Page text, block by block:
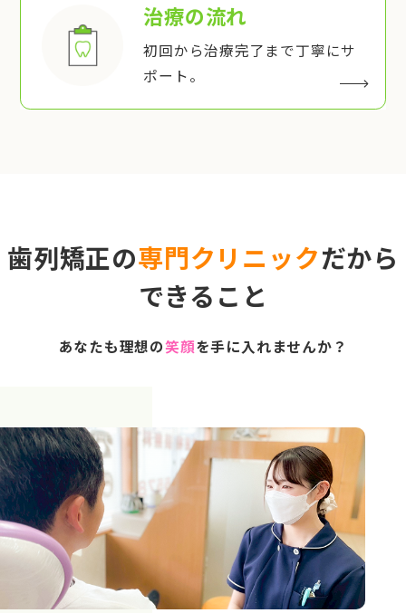
治療の流れ
初回から治療完了まで丁寧にサ
ポート。
歯列矯正の専門クリニックだから
できること
あなたも理想の笑顔を手に入れませんか？